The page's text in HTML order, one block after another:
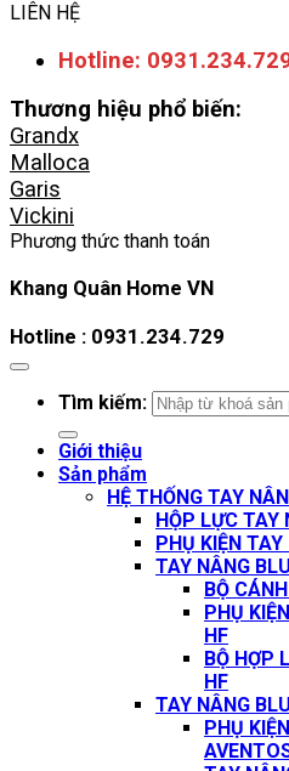
LIÊN HỆ
Hotline:
Thương hiệu phổ biến:
Grandx
Malloca
Garis
Vickini
Phương thức thanh toán
Khang Quân Home VN
Hotline : 0931.234.729
Tìm kiếm:
Giới thiệu
Sản phẩm
HỆ THỐNG TAY
HỘP LỰC TAY
PHỤ KIỆN
TAY NÂNG
BỘ
PHỤ
HF
BỘ HỢP
HF
TAY NÂNG
PHỤ